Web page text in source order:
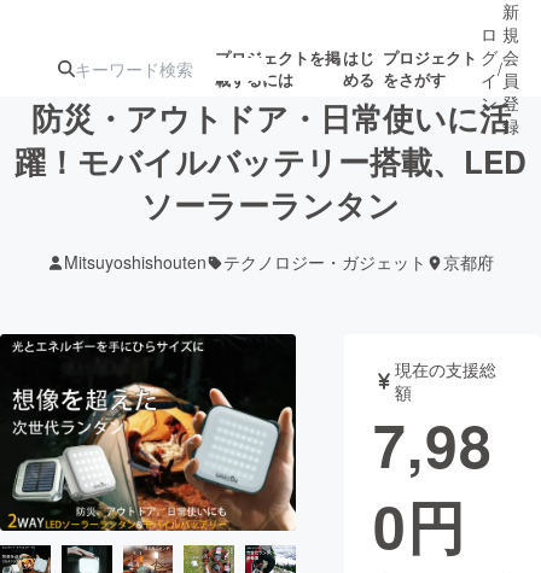
プロジェクトを掲
載するには
はじ
める
プロジェクト
をさがす
注目のリ 注目の新着プロ募集終了が近いプ
テクノロジー・ガジェット
映像・映画 書籍・雑誌
ビジネス・起業 チャレンジ
ロ
グ
イ
ン
/
新
規
会
員
登
録
防災・アウトドア・日常使いに活
躍！モバイルバッテリー搭載、LED
ソーラーランタン
Mitsuyoshishouten テクノロジー・ガジェット 京都府
現在の支援総
額
7,98
0円